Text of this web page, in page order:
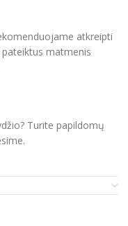
atkreipti
matmenis
Turite papildomų